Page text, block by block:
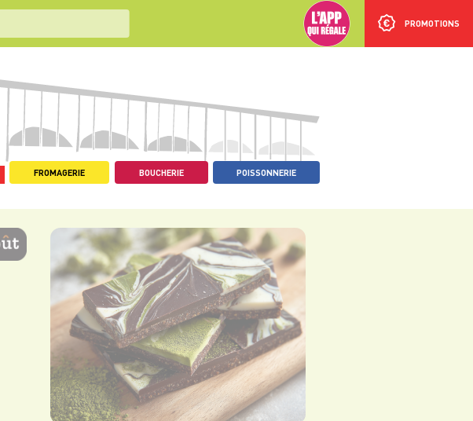
PROMOTIONS
FROMAGERIE BOUCHERIE POISSONNERIE